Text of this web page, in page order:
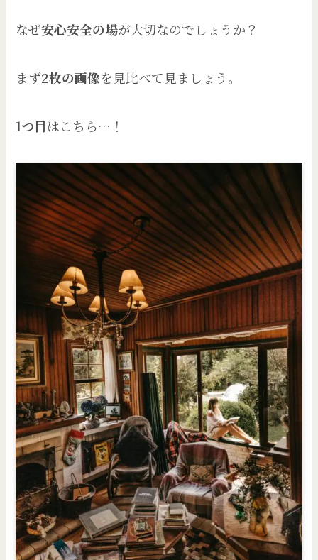
なぜ安心安全の場が大切なのでしょうか？
まず2枚の画像を見比べて見ましょう。
1つ目はこちら…！